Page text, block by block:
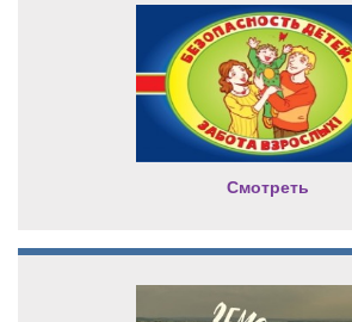
Смотреть